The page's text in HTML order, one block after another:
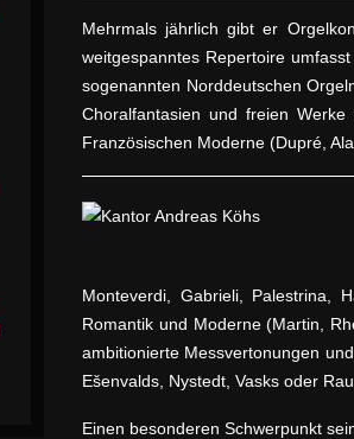
Mehrmals jährlich gibt er
weitgespanntes Repertoire
sogenannten Norddeutschen
Choralfantasien und freien
Französischen Moderne (Dupré,
Monteverdi, Gabrieli, Palestrina,
Romantik und Moderne (Martin,
ambitionierte Messvertonungen
Ešenvalds, Nystedt, Vasks oder
Einen besonderen Schwerpunkt